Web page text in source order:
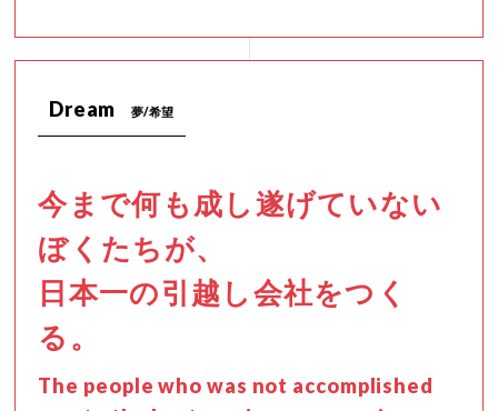
Dream 夢/希望
今まで何も成し遂げていない
ぼくたちが、
日本一の引越し会社をつく
る。
The people who was not accomplished